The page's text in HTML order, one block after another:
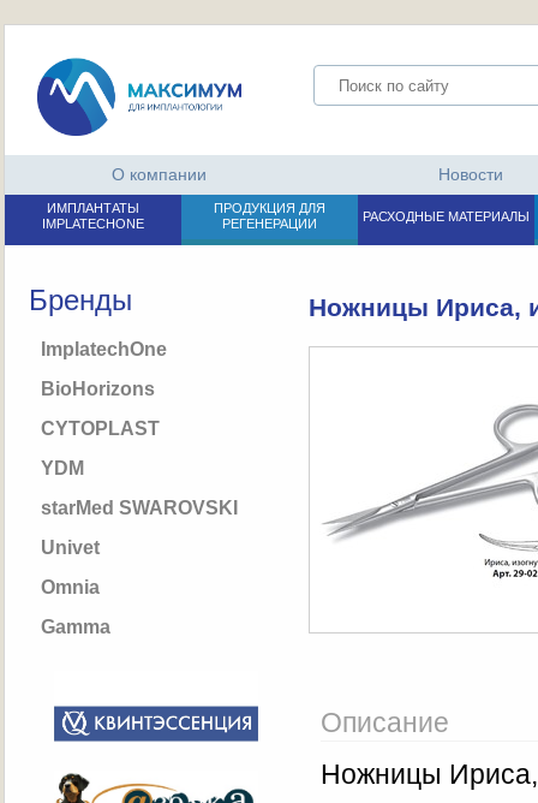
О компании Новости
ИМПЛАНТАТЫ
IMPLATECHONE
ПРОДУКЦИЯ ДЛЯ
РЕГЕНЕРАЦИИ
РАСХОДНЫЕ МАТЕРИАЛЫ
Бренды
ImplatechOne
BioHorizons
CYTOPLAST
YDM
starMed SWAROVSKI
Univet
Omnia
Gamma
Ножницы Ириса,
Описание
Ножницы Ириса,